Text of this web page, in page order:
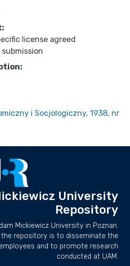
license agreed
i Socjologiczny, 1938, nr
University
Repository
Mickiewicz University in Poznan.
the repository is to disseminate the
and to promote research
conducted at UAM.